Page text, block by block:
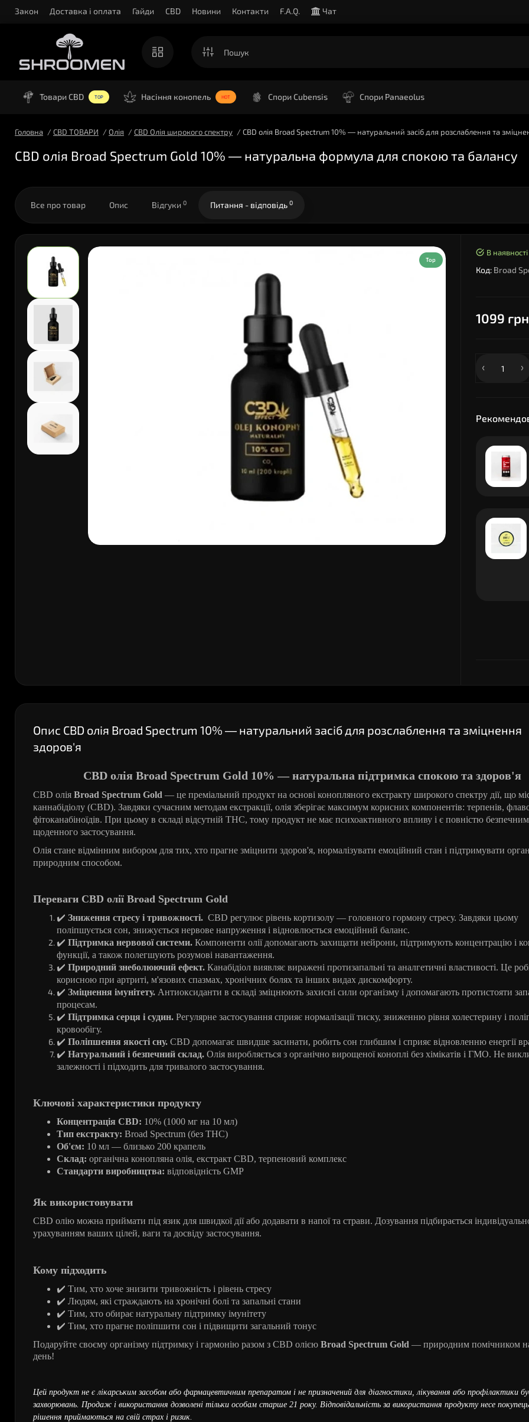
Закон Доставка і оплата Гайди CBD Новини Контакти F.A.Q. Чат
Товари CBD TOP Насіння конопель HOT Спори Cubensis Спори Panaeolus
Головна CBD ТОВАРИ Олія CBD Олія широкого спектру CBD олія Broad Spectrum 10% — натуральний засіб для розслаблення та
CBD олія Broad Spectrum Gold 10% — натуральна формула для спокою та балансу
Все про товар Опис Відгуки 0 Питання - відповідь 0
Top
В наявності
Код: Broad
1099
Опис CBD олія Broad Spectrum 10% — натуральний засіб для розслаблення та зміцнення
здоров'я
CBD олія Broad Spectrum Gold 10% — натуральна підтримка спокою та здоров'я
CBD олія Broad Spectrum Gold — це преміальний продукт на основі конопляного екстракту широкого спектру дії, що
каннабідіолу (CBD). Завдяки сучасним методам екстракції, олія зберігає максимум корисних компонентів: терпенів,
фітоканабіноїдів. При цьому в складі відсутній THC, тому продукт не має психоактивного впливу і є повністю
щоденного застосування.
Олія стане відмінним вибором для тих, хто прагне зміцнити здоров'я, нормалізувати емоційний стан і підтримувати
природним способом.
Переваги CBD олії Broad Spectrum Gold
✔ Зниження стресу і тривожності. CBD регулює рівень кортизолу — головного гормону стресу. Завдяки цьому
поліпшується сон, знижується нервове напруження і відновлюється емоційний баланс.
✔ Підтримка нервової системи. Компоненти олії допомагають захищати нейрони, підтримують концентрацію і
функції, а також полегшують розумові навантаження.
✔ Природний знеболюючий ефект. Канабідіол виявляє виражені протизапальні та аналгетичні властивості. Це
корисною при артриті, м'язових спазмах, хронічних болях та інших видах дискомфорту.
✔ ️ Зміцнення імунітету. Антиоксиданти в складі зміцнюють захисні сили організму і допомагають протистояти
процесам.
✔ Підтримка серця і судин. Регулярне застосування сприяє нормалізації тиску, зниженню рівня холестерину і
кровообігу.
✔ Поліпшення якості сну. CBD допомагає швидше засинати, робить сон глибшим і сприяє відновленню енергії
✔ Натуральний і безпечний склад. Олія виробляється з органічно вирощеної коноплі без хімікатів і ГМО. Не
залежності і підходить для тривалого застосування.
Ключові характеристики продукту
Концентрація CBD: 10% (1000 мг на 10 мл)
Тип екстракту: Broad Spectrum (без THC)
Об'єм: 10 мл — близько 200 крапель
Склад: органічна конопляна олія, екстракт CBD, терпеновий комплекс
Стандарти виробництва: відповідність GMP
Як використовувати
CBD олію можна приймати під язик для швидкої дії або додавати в напої та страви. Дозування підбирається
урахуванням ваших цілей, ваги та досвіду застосування.
Кому підходить
✔ ️ Тим, хто хоче знизити тривожність і рівень стресу
✔ ️ Людям, які страждають на хронічні болі та запальні стани
✔ ️ Тим, хто обирає натуральну підтримку імунітету
✔ ️ Тим, хто прагне поліпшити сон і підвищити загальний тонус
Подаруйте своєму організму підтримку і гармонію разом з CBD олією Broad Spectrum Gold — природним помічником
день!
Цей продукт не є лікарським засобом або фармацевтичним препаратом і не призначений для діагностики, лікування або профілактики
захворювань. Продаж і використання дозволені тільки особам старше 21 року. Відповідальність за використання продукту несе
рішення приймаються на свій страх і ризик.